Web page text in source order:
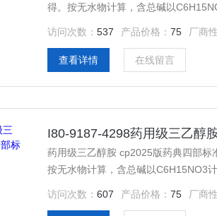
得。按无水物计算，含总碱以
访问次数： 537 产品价格： 75 厂商
查看详情 在线留言
I80-9187-4298药用级三乙醇
药用级三乙醇胺 cp2025版药典四部标
按无水物计算，含总碱以C6H15NO3
访问次数： 607 产品价格： 75 厂商